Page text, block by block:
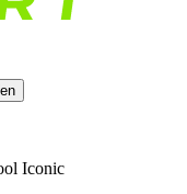
Iconic